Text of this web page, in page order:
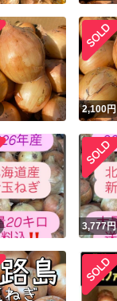
2,100円
3,777円